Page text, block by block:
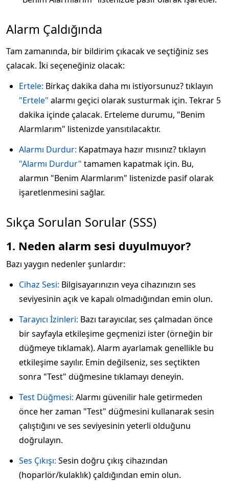
Alarm Çaldığında
Tam zamanında, bir bildirim çıkacak ve seçtiğiniz ses
çalacak. İki seçeneğiniz olacak:
Ertele: Birkaç dakika daha mı istiyorsunuz? tıklayın
"Ertele" alarmı geçici olarak susturmak için. Tekrar 5
dakika içinde çalacak. Erteleme durumu, "Benim
Alarmlarım" listenizde yansıtılacaktır.
Alarmı Durdur: Kapatmaya hazır mısınız? tıklayın
"Alarmı Durdur" tamamen kapatmak için. Bu,
alarmın "Benim Alarmlarım" listenizde pasif olarak
işaretlenmesini sağlar.
Sıkça Sorulan Sorular (SSS)
1. Neden alarm sesi duyulmuyor?
Bazı yaygın nedenler şunlardır:
Cihaz Sesi: Bilgisayarınızın veya cihazınızın ses
seviyesinin açık ve kapalı olmadığından emin olun.
Tarayıcı İzinleri: Bazı tarayıcılar, ses çalmadan önce
bir sayfayla etkileşime geçmenizi ister (örneğin bir
düğmeye tıklamak). Alarm ayarlamak genellikle bu
etkileşime sayılır. Emin değilseniz, ses seçtikten
sonra "Test" düğmesine tıklamayı deneyin.
Test Düğmesi: Alarmı güvenilir hale getirmeden
önce her zaman "Test" düğmesini kullanarak sesin
çalıştığını ve ses seviyesinin yeterli olduğunu
doğrulayın.
Ses Çıkışı: Sesin doğru çıkış cihazından
(hoparlör/kulaklık) çaldığından emin olun.